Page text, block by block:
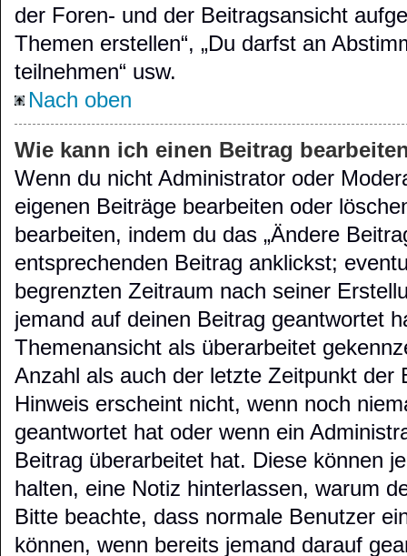
der Foren- und der Beitragsansicht
Themen erstellen“, „Du darfst an
teilnehmen“ usw.
Nach oben
Wie kann ich einen Beitrag
Wenn du nicht Administrator oder
eigenen Beiträge bearbeiten oder
bearbeiten, indem du das „Ändere
entsprechenden Beitrag anklickst;
begrenzten Zeitraum nach seiner
jemand auf deinen Beitrag geantwortet
Themenansicht als überarbeitet
Anzahl als auch der letzte Zeitpunkt der
Hinweis erscheint nicht, wenn noch
geantwortet hat oder wenn ein
Beitrag überarbeitet hat. Diese können
halten, eine Notiz hinterlassen, warum
Bitte beachte, dass normale Benutzer
können, wenn bereits jemand darauf